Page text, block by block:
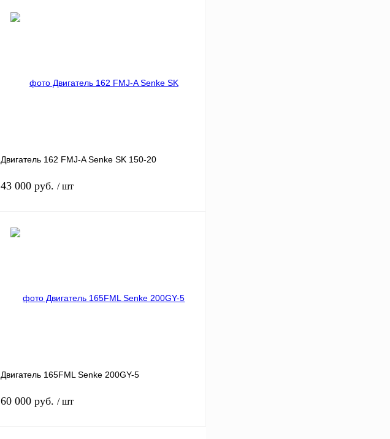
Двигатель 162 FMJ-A Senke SK 150-20
43 000 руб. / шт
Двигатель 165FML Senke 200GY-5
60 000 руб. / шт